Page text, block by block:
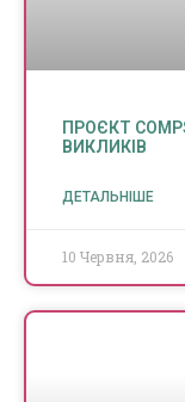
ПРОЄКТ
ВИКЛИКІВ
ДЕТАЛЬНІШЕ
10 Червня, 2026